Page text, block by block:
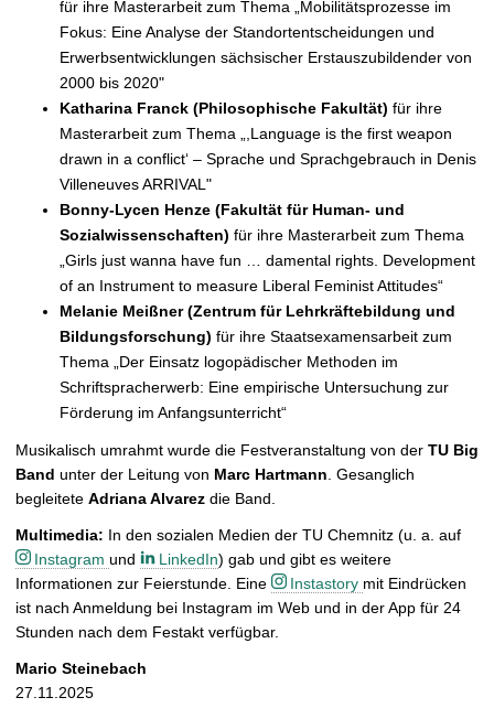
für ihre Masterarbeit zum Thema „Mobilitätsprozesse im
Fokus: Eine Analyse der Standortentscheidungen und
Erwerbsentwicklungen sächsischer Erstauszubildender von
2000 bis 2020"
Katharina Franck (Philosophische Fakultät) für ihre
Masterarbeit zum Thema „,Language is the first weapon
drawn in a conflict‘ – Sprache und Sprachgebrauch in Denis
Villeneuves ARRIVAL"
Bonny-Lycen Henze (Fakultät für Human- und
Sozialwissenschaften) für ihre Masterarbeit zum Thema
„Girls just wanna have fun … damental rights. Development
of an Instrument to measure Liberal Feminist Attitudes“
Melanie Meißner (Zentrum für Lehrkräftebildung und
Bildungsforschung) für ihre Staatsexamensarbeit zum
Thema „Der Einsatz logopädischer Methoden im
Schriftspracherwerb: Eine empirische Untersuchung zur
Förderung im Anfangsunterricht“
Musikalisch umrahmt wurde die Festveranstaltung von der TU Big
Band unter der Leitung von Marc Hartmann . Gesanglich
begleitete Adriana Alvarez die Band.
Multimedia: In den sozialen Medien der TU Chemnitz (u. a. auf
Instagram und LinkedIn) gab und gibt es weitere
Informationen zur Feierstunde. Eine
Instastory mit Eindrücken
ist nach Anmeldung bei Instagram im Web und in der App für 24
Stunden nach dem Festakt verfügbar.
Mario Steinebach
27.11.2025